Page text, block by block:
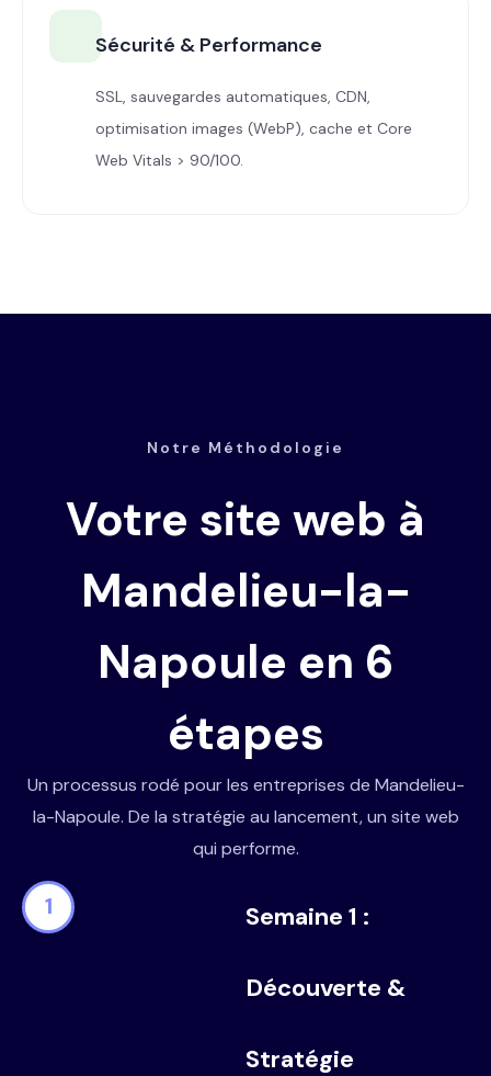
Sécurité & Performance
SSL, sauvegardes automatiques, CDN,
optimisation images (WebP), cache et Core
Web Vitals > 90/100.
Notre Méthodologie
Votre site web à
Mandelieu-la-
Napoule en 6
étapes
Un processus rodé pour les entreprises de Mandelieu-
la-Napoule. De la stratégie au lancement, un site web
qui performe.
1 Semaine 1 :
Découverte &
Stratégie